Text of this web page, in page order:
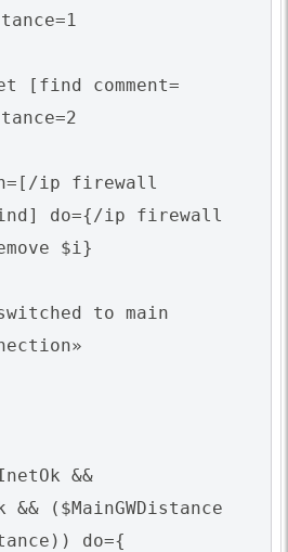
[find comment=
ip firewall
do={/ip firewall
$i}
to main
&&
&&
( $MainGWDistance
do={